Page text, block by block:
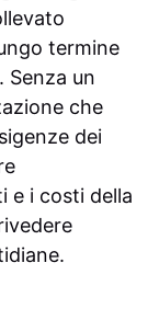
termine
Senza un
che
dei
e i costi della